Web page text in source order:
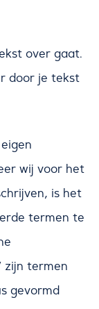
over gaat.
door je tekst
wij voor het
is het
termen te
zijn termen
gevormd